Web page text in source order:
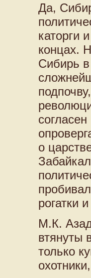
Да,
каторги
концах.
Сибирь
о
рогатки
М.К.
втянуты
только